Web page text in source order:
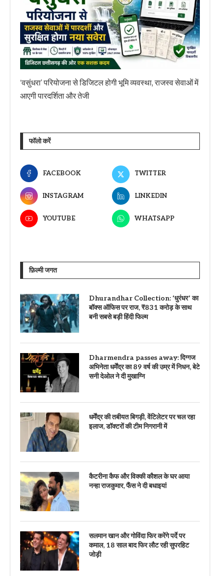
‘वसुंधरा’ परियोजना से डिजिटल होगी भूमि व्यवस्था, राजस्व सेवाओं में
आएगी पारदर्शिता और तेजी
फॉलो करें
FACEBOOK TWITTER
INSTAGRAM LINKEDIN
YOUTUBE WHATSAPP
फ़िल्मी जगत
Dhurandhar Collection: ‘धुरंधर’ का
बॉक्स ऑफिस पर राज, ₹831 करोड़ के साथ
बनी सबसे बड़ी हिंदी फिल्म
Dharmendra passes away: दिग्गज
अभिनेता धर्मेंद्र का 89 वर्ष की उम्र में निधन, बेटे
सनी देओल ने दी मुखाग्नि
धर्मेंद्र की तबीयत बिगड़ी, वेंटिलेटर पर चल रहा
इलाज, डॉक्टरों की टीम निगरानी में
कैटरीना कैफ और विक्की कौशल के घर आया
नन्हा राजकुमार, फैंस ने दी बधाइयां
सलमान खान और गोविंदा फिर करेंगे पर्दे पर
कमाल, 18 साल बाद फिर लौट रही सुपरहिट
जोड़ी